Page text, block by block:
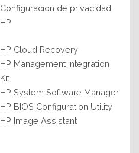
Configuración de privacidad
HP
HP Cloud Recovery
HP Management Integration
Kit
HP System Software Manager
HP BIOS Configuration Utility
HP Image Assistant